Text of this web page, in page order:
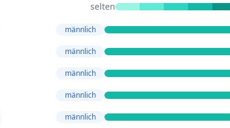
selten
männlich
männlich
männlich
männlich
männlich